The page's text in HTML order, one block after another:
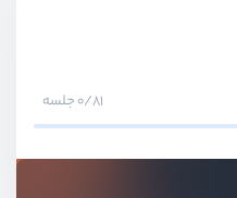
0/81 جلسه